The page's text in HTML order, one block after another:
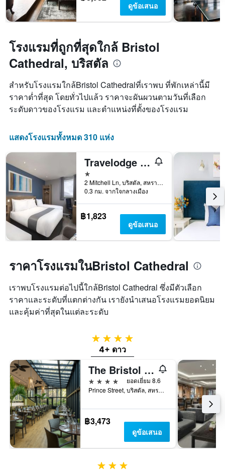
ดูข้อเสนอ
โรงแรมที่ถูกที่สุดใกล้ Bristol
Cathedral, บริสตัล
สำหรับโรงแรมใกล้Bristol Cathedralที่เราพบ ที่พักเหล่านี้มี
ราคาต่ำที่สุด โดยทั่วไปแล้ว ราคาจะผันผวนตามวันที่เลือก
ระดับดาวของโรงแรม และตำแหน่งที่ตั้งของโรงแรม
แสดงโรงแรมทั้งหมด 310 แห่ง
Travelodge Bristol Central Mitchell Lane
1 ดาว
2 Mitchell Ln, บริสตัล, สหราชอาณาจักร
0.3 กม. จากใจกลางเมือง
฿1,823
ดูข้อเสนอ
ราคาโรงแรมในBristol Cathedral
เราพบโรงแรมต่อไปนี้ใกล้Bristol Cathedral ซึ่งมีตัวเลือก
ราคาและระดับที่แตกต่างกัน เรายังนำเสนอโรงแรมยอดนิยม
และคุ้มค่าที่สุดในแต่ละระดับ
4 ดาว
4+ ดาว
The Bristol Hotel
4 ดาว
ยอดเยี่ยม 8.6
Prince Street, บริสตัล, สหราชอาณาจักร
฿3,473
ดูข้อเสนอ
3 ดาว